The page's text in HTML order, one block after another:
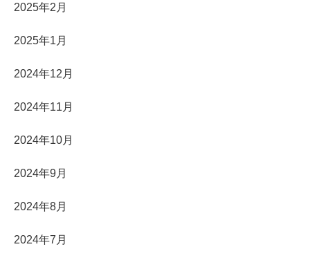
2025年2月
2025年1月
2024年12月
2024年11月
2024年10月
2024年9月
2024年8月
2024年7月